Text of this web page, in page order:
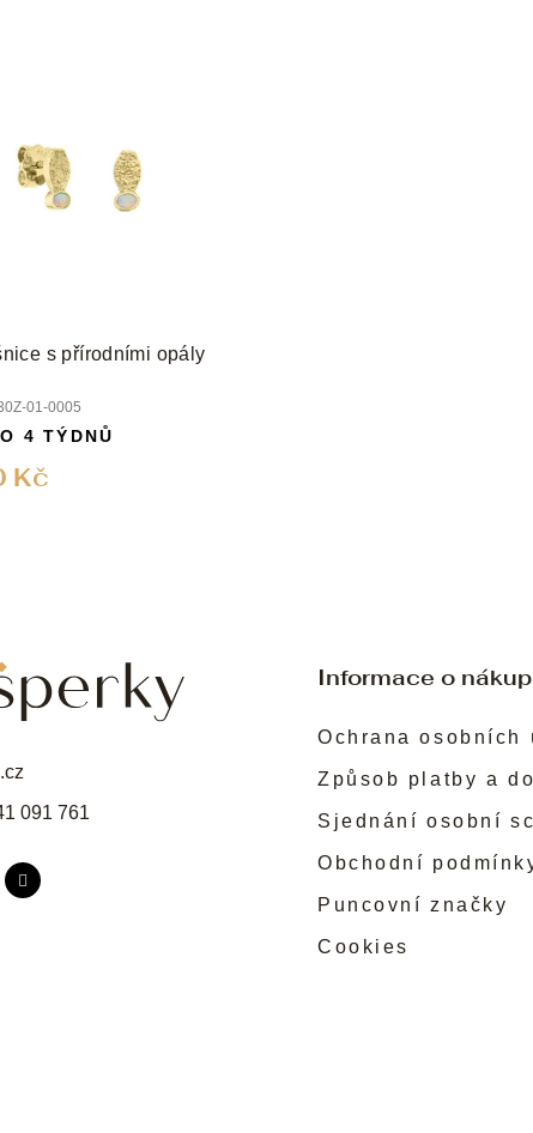
s přírodními opály
01-0005
Kč
4 TÝDNŮ
Informace o
Ochrana osobních
Způsob platby a
Sjednání osobní
Obchodní
Puncovní značky
Cookies
091 761